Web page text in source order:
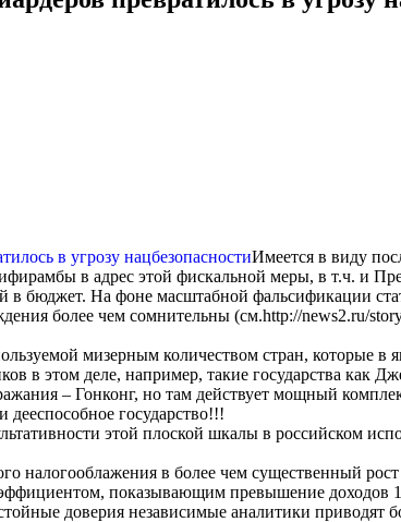
Имеется в виду
в адрес этой фискальной меры, в т.ч. и
в бюджет. На фоне масштабной фальсификации
более чем сомнительны (см.http://news2.ru/
мизерным количеством стран, которые
в этом деле, например, такие государства как
– Гонконг, но там действует мощный
государство!!!
этой плоской шкалы в российском
налогооблажения в более чем существенный
показывающим превышение
доверия независимые аналитики приводят